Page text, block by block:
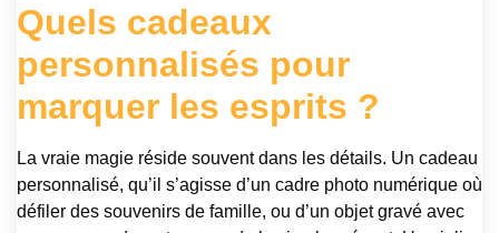
Quels cadeaux
personnalisés pour
marquer les esprits ?
La vraie magie réside souvent dans les détails. Un cadeau
personnalisé, qu’il s’agisse d’un cadre photo numérique où
défiler des souvenirs de famille, ou d’un objet gravé avec